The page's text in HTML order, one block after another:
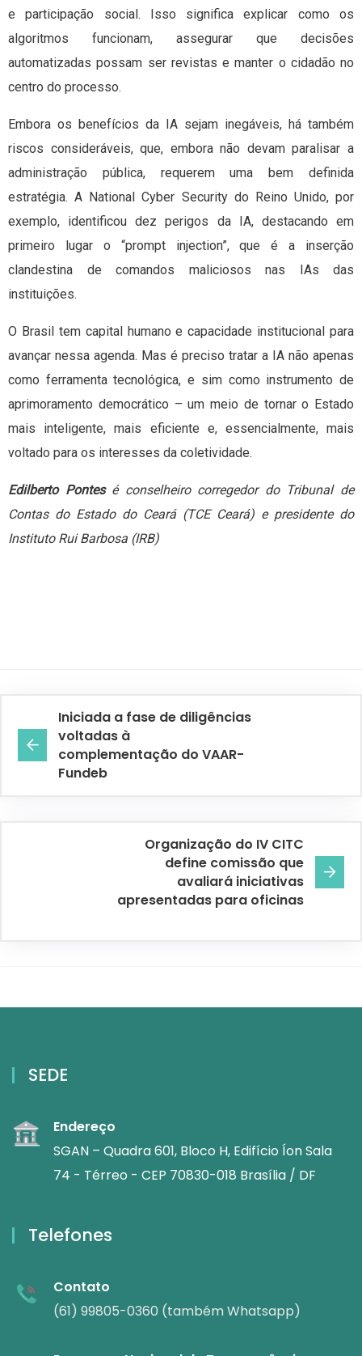
e participação social. Isso significa explicar como os
algoritmos funcionam, assegurar que decisões
automatizadas possam ser revistas e manter o cidadão no
centro do processo.
Embora os benefícios da IA sejam inegáveis, há também
riscos consideráveis, que, embora não devam paralisar a
administração pública, requerem uma bem definida
estratégia. A National Cyber Security do Reino Unido, por
exemplo, identificou dez perigos da IA, destacando em
primeiro lugar o “prompt injection”, que é a inserção
clandestina de comandos maliciosos nas IAs das
instituições.
O Brasil tem capital humano e capacidade institucional para
avançar nessa agenda. Mas é preciso tratar a IA não apenas
como ferramenta tecnológica, e sim como instrumento de
aprimoramento democrático – um meio de tornar o Estado
mais inteligente, mais eficiente e, essencialmente, mais
voltado para os interesses da coletividade.
Edilberto Pontesé conselheiro corregedor do Tribunal de
Contas do Estado do Ceará (TCE Ceará) e presidente do
Instituto Rui Barbosa (IRB)
Iniciada a fase de diligências
voltadas à
complementação do VAAR-
Fundeb
Organização do IV CITC
define comissão que
avaliará iniciativas
apresentadas para oficinas
SEDE
Endereço
SGAN – Quadra 601, Bloco H, Edifício Íon Sala
74 - Térreo - CEP 70830-018 Brasília / DF
Telefones
Contato
(61) 99805-0360 (também Whatsapp)